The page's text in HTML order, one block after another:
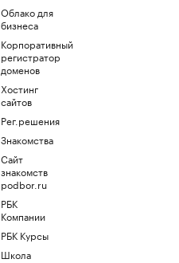
Облако для
бизнеса
Корпоративный
регистратор
доменов
Хостинг
сайтов
Рег.решения
Знакомства
Сайт
знакомств
podbor.ru
РБК
Компании
РБК Курсы
Школа